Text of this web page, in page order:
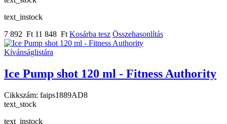
text_instock
7 892 Ft 11 848 Ft Kosárba tesz Összehasonlítás
Kívánságlistára
Ice Pump shot 120 ml - Fitness Authority
Cikkszám: faips1889AD8
text_stock
text_instock